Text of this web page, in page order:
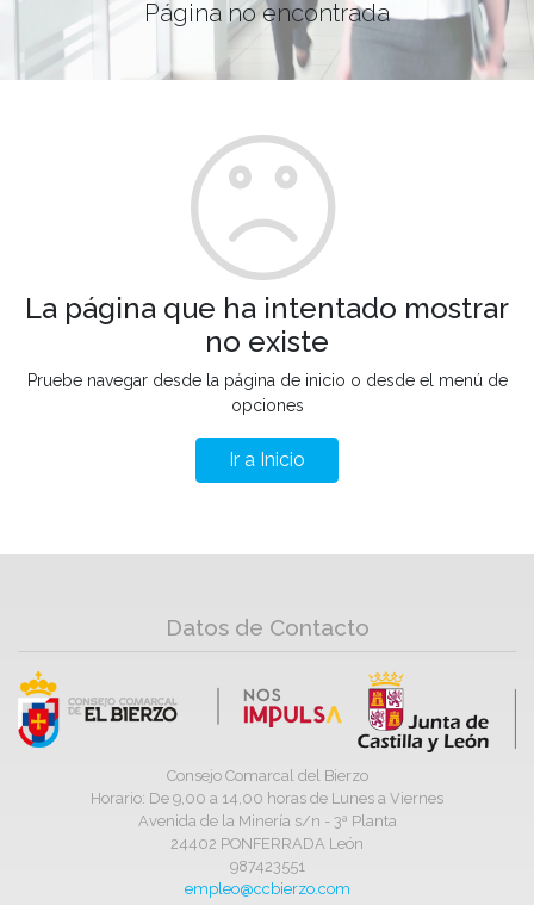
Página no encontrada
La página que ha intentado mostrar
no existe
Pruebe navegar desde la página de inicio o desde el menú de
opciones
Ir a Inicio
Datos de Contacto
Consejo Comarcal del Bierzo
Horario: De 9,00 a 14,00 horas de Lunes a Viernes
Avenida de la Minería s/n - 3ª Planta
24402 PONFERRADA León
987423551
empleo@ccbierzo.com